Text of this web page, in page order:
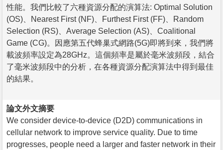
性能。我們比較了六種資源分配的演算法: Optimal Solution
(OS)、Nearest First (NF)、Furthest First (FF)、Random
Selection (RS)、Average Selection (AS)、Coalitional
Game (CG)。因應第五代蜂巢式網路(5G)即將到來，我們將
載波頻率設定為28GHz。這個頻率是屬於毫米波頻段，結合
了毫米波頻段中的分析，在各種資源分配演算法中得到最佳
的結果。
論文外文摘要
We consider device-to-device (D2D) communications in
cellular network to improve service quality. Due to time
progresses, people need a larger and faster network in their